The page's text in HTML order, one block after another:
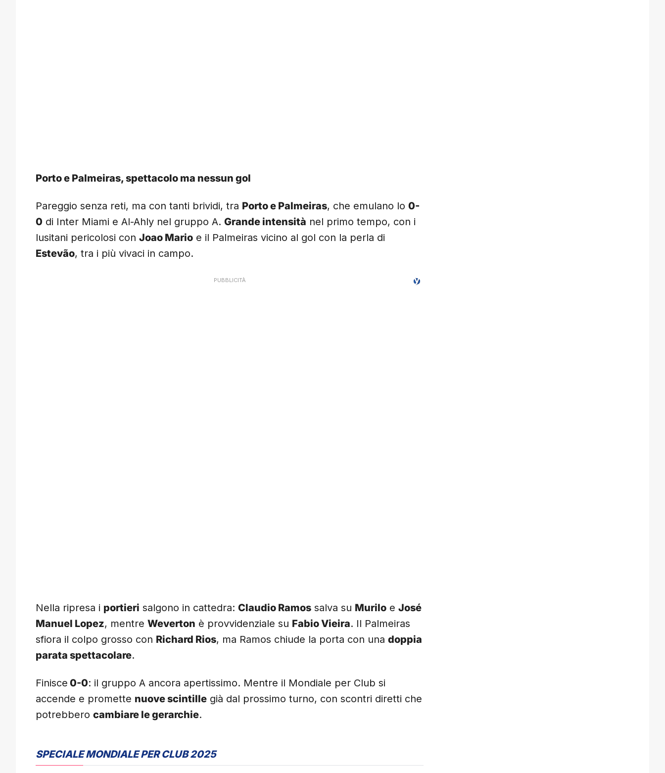
Porto e Palmeiras, spettacolo ma nessun gol
Pareggio senza reti, ma con tanti brividi, tra Porto e Palmeiras, che emulano lo 0-
0 di Inter Miami e Al-Ahly nel gruppo A. Grande intensità nel primo tempo, con i
lusitani pericolosi con Joao Mario e il Palmeiras vicino al gol con la perla di
Estevão, tra i più vivaci in campo.
Nella ripresa i portieri salgono in cattedra: Claudio Ramos salva su Murilo e José
Manuel Lopez, mentre Weverton è provvidenziale su Fabio Vieira. Il Palmeiras
sfiora il colpo grosso con Richard Rios, ma Ramos chiude la porta con una doppia
parata spettacolare.
Finisce 0-0: il gruppo A ancora apertissimo. Mentre il Mondiale per Club si
accende e promette nuove scintille già dal prossimo turno, con scontri diretti che
potrebbero cambiare le gerarchie.
SPECIALE MONDIALE PER CLUB 2025